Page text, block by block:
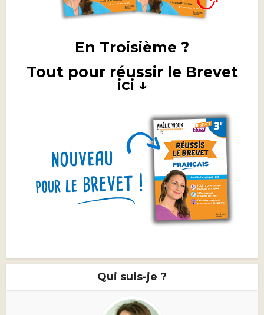
En Troisième ?
Tout pour réussir le Brevet
ici ↓
Qui suis-je ?